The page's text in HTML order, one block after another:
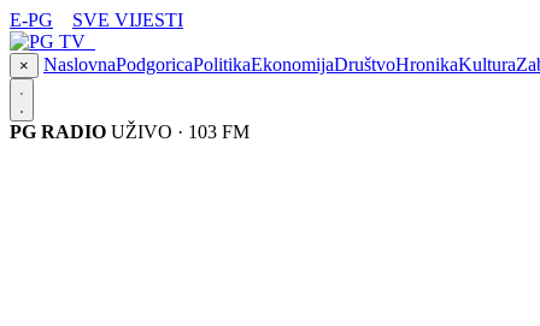
E-PG SVE VIJESTI
× NaslovnaPodgoricaPolitikaEkonomijaDruštvoHronikaKultura
PG RADIO UŽIVO · 103 FM